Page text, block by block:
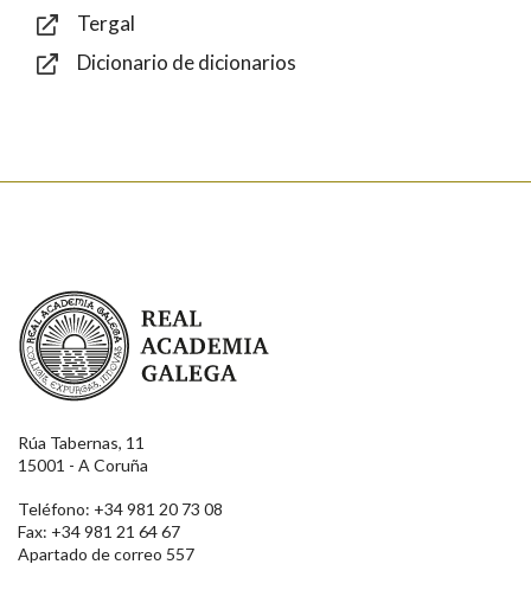
Tergal
Dicionario de dicionarios
Real Academia Galega
Rúa Tabernas, 11
15001 - A Coruña
Teléfono: +34 981 20 73 08
Fax: +34 981 21 64 67
Apartado de correo 557